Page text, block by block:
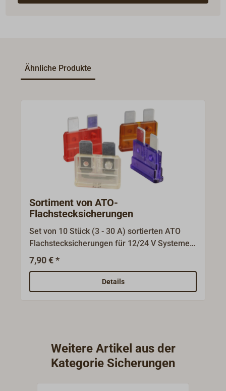
Ähnliche Produkte
Sortiment von ATO-
Flachstecksicherungen
Set von 10 Stück (3 - 30 A) sortierten ATO
Flachstecksicherungen für 12/24 V Systeme.
Abmessungen: 19,1 x 5,1 x 18,5 mm.Inhalt: 1
x 3 A, 1 x 5 A, 1 x 7,5 A, 2 x 10 A, 1 x 15 A, 2 x
20 A, 1 x 25 A, 1 x 30 A.
7,90 € *
Details
Weitere Artikel aus der
Kategorie Sicherungen